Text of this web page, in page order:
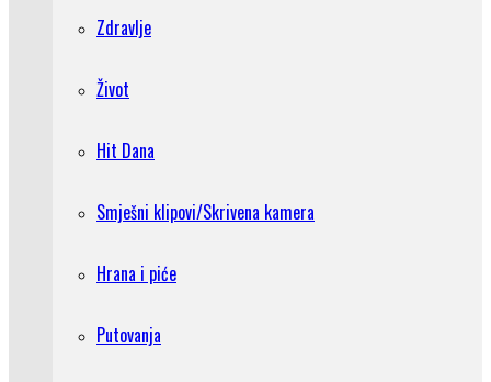
Zdravlje
Život
Hit Dana
Smješni klipovi/Skrivena kamera
Hrana i piće
Putovanja